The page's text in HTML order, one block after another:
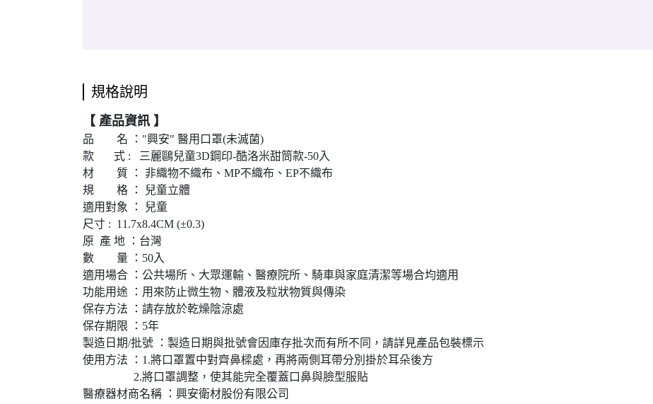
規格說明
【 產品資訊 】
品 名 ："興安" 醫用口罩(未滅菌)
款 式 : 三麗鷗兒童3D鋼印-酷洛米甜筒款-50入
材 質 ： 非織物不織布、MP不織布、EP不織布
規 格 ： 兒童立體
適用對象 ： 兒童
尺寸 : 11.7x8.4CM (±0.3)
原 產 地 ：台灣
數 量 ：50入
適用場合 ：公共場所、大眾運輸、醫療院所、騎車與家庭清潔等場合均適用
功能用途 ：用來防止微生物、體液及粒狀物質與傳染
保存方法 ：請存放於乾燥陰涼處
保存期限 ：5年
製造日期/批號 ：製造日期與批號會因庫存批次而有所不同，請詳見產品包裝標示
使用方法 ：1.將口罩置中對齊鼻樑處，再將兩側耳帶分別掛於耳朵後方
2.將口罩調整，使其能完全覆蓋口鼻與臉型服貼
醫療器材商名稱 ：興安衛材股份有限公司